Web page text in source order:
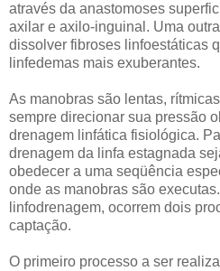
através da anastomoses
axilar e axilo-inguinal. Uma
dissolver fibroses linfoestáticas
linfedemas mais exuberantes.
As manobras são lentas,
sempre direcionar sua pressão
drenagem linfática fisiológica.
drenagem da linfa estagnada
obedecer a uma seqüência
onde as manobras são
linfodrenagem, ocorrem dois
captação.
O primeiro processo a ser